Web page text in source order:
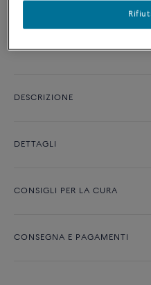
Contattataci per qualsiasi domanda
DESCRIZIONE
DETTAGLI
CONSIGLI PER LA CURA
CONSEGNA E PAGAMENTI